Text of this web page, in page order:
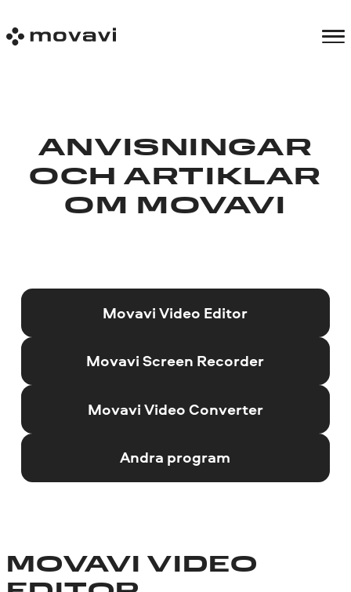
ANVISNINGAR
OCH ARTIKLAR
OM MOVAVI
Movavi Video Editor
Movavi Screen Recorder
Movavi Video Converter
Andra program
MOVAVI VIDEO